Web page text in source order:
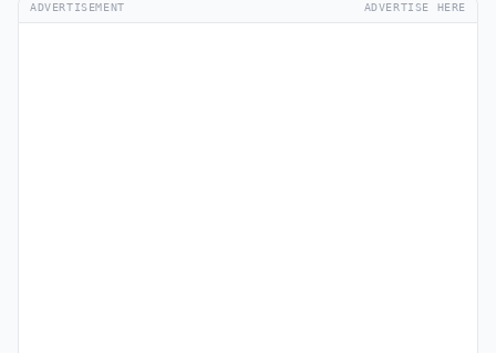
ADVERTISEMENT ADVERTISE HERE